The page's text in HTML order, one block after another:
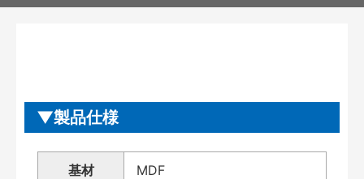
製品仕様
基材 MDF